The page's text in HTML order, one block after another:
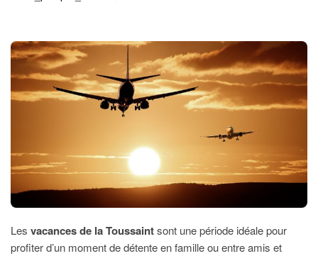
Pour
Les
Vacances
De
La
Toussaint
Les vacances de la Toussaintsont une période idéale pour
profiter d’un moment de détente en famille ou entre amis et